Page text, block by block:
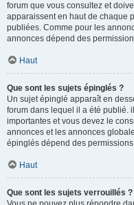
forum que vous consultez et
apparaissent en haut de chaque
publiées. Comme pour les
annonces dépend des
Haut
Que sont les sujets épinglés ?
Un sujet épinglé apparaît en
forum dans lequel il a été publié.
importantes et vous devez le
annonces et les annonces
épinglés dépend des
Haut
Que sont les sujets verrouillés ?